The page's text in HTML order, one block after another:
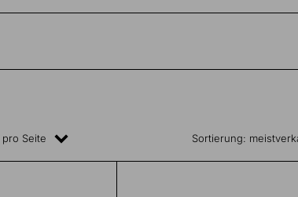
Seite Sortierung: